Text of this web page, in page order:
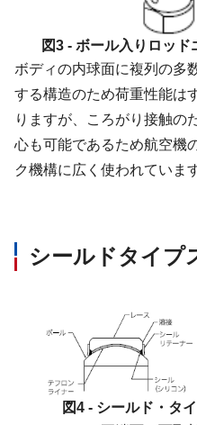
図3 - ボール入りロッド
ボディの内球面に複列の多
する構造のため荷重性能は
りますが、ころがり接触の
心も可能であるため航空機
ク機構に広く使われていま
シールドタイプ
図4 - シールド・タ